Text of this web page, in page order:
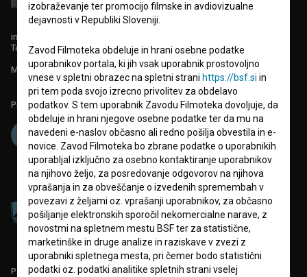
info@filmoteka.si
Tehnična pomoč: podpora@bsf.si
Mednarodna številka ISSN 2670-787X
Projekt sofinancira:
PARTNERJI
izobraževanje ter promocijo filmske in avdiovizualne
dejavnosti v Republiki Sloveniji.
Zavod Filmoteka obdeluje in hrani osebne podatke
uporabnikov portala, ki jih vsak uporabnik prostovoljno
vnese v spletni obrazec na spletni strani https://bsf.si in
pri tem poda svojo izrecno privolitev za obdelavo
podatkov. S tem uporabnik Zavodu Filmoteka dovoljuje, da
obdeluje in hrani njegove osebne podatke ter da mu na
navedeni e-naslov občasno ali redno pošilja obvestila in e-
novice. Zavod Filmoteka bo zbrane podatke o uporabnikih
uporabljal izključno za osebno kontaktiranje uporabnikov
na njihovo željo, za posredovanje odgovorov na njihova
vprašanja in za obveščanje o izvedenih spremembah v
povezavi z željami oz. vprašanji uporabnikov, za občasno
pošiljanje elektronskih sporočil nekomercialne narave, z
novostmi na spletnem mestu BSF ter za statistične,
marketinške in druge analize in raziskave v zvezi z
uporabniki spletnega mesta, pri čemer bodo statistični
podatki oz. podatki analitike spletnih strani vselej